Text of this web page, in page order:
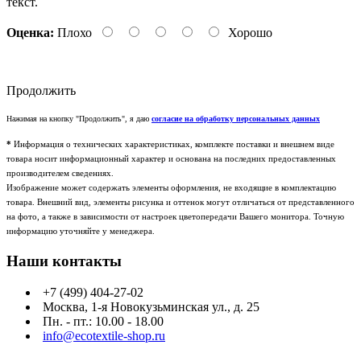
Оценка: Плохо Хорошо
Продолжить
Нажимая на кнопку "Продолжить", я даю согласие на обработку персональных данных
* Информация о технических характеристиках, комплекте поставки и внешнем виде
товара носит информационный характер и основана на последних предоставленных
производителем сведениях.
Изображение может содержать элементы оформления, не входящие в комплектацию
товара. Внешний вид, элементы рисунка и оттенок могут отличаться от представленного
на фото, а также в зависимости от настроек цветопередачи Вашего монитора. Точную
информацию уточняйте у менеджера.
Наши контакты
+7 (499) 404-27-02
Москва, 1-я Новокузьминская ул., д. 25
Пн. - пт.: 10.00 - 18.00
info@ecotextile-shop.ru